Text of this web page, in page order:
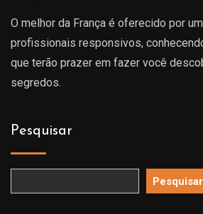
O melhor da França é oferecido por
profissionais responsivos,
que terão prazer em fazer você
segredos.
Pesquisar
Pesquisar